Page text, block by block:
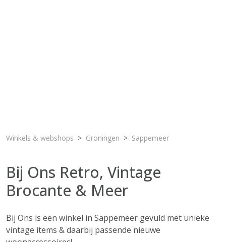
Winkels & webshops Groningen Sappemeer
Bij Ons Retro, Vintage
Brocante & Meer
Bij Ons is een winkel in Sappemeer gevuld met unieke
vintage items & daarbij passende nieuwe